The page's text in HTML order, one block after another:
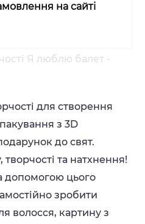
на сайті
Я люблю балет -
для створення
з 3D
до свят.
творчості та натхнення!
допомогою цього
зробити
волосся, картину з